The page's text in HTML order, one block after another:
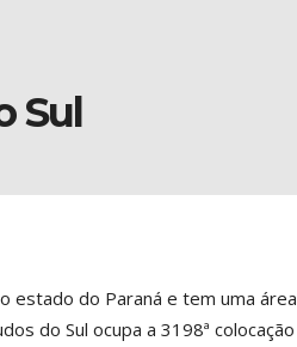
Sul
estado do Paraná e tem uma
do Sul ocupa a 3198ª